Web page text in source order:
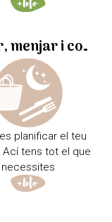
Dormir, menjar i comprar
planificar el teu
Ací tens tot el que
necessites